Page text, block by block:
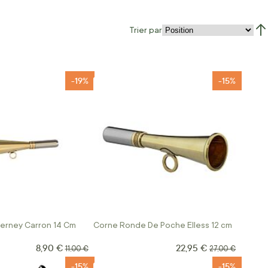
Trier par
Carron 14 Cm
-19%
Prix Spécial
8,90 € Prix normal
11,00 €
Corne Ronde De Poche Elless 12 cm
-15%
Prix Spécial
22,95 € Prix normal
27,00 €
-15% -15%